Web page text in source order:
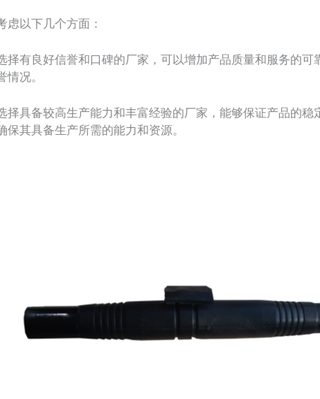
以下几个方面：
良好信誉和口碑的厂家，可以增加产品质量和服务的可
况。
具备较高生产能力和丰富经验的厂家，能够保证产品的稳
其具备生产所需的能力和资源。